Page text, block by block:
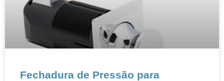
Fechadura de Pressão para